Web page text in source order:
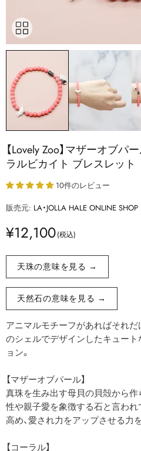
【Lovely Zoo】マザーオブパ
ラルビカイト ブレスレット
10件のレビュー
販売元: LA・JOLLA HALE ONLINE SHOP
¥12,100
天珠の意味を見る →
天然石の意味を見る →
アニマルモチーフがあればそれだ
のシェルでデザインしたキュート
ョン。
【マザーオブパール】
真珠を生み出す母貝の貝殻から作
性や親子愛を象徴する石と言われ
高め、愛され力をアップさせる力
【コーラル】